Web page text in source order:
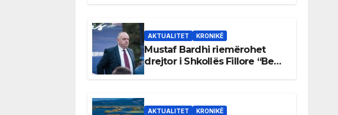
AKTUALITET KRONIKË
Mustaf Bardhi riemërohet
drejtor i Shkollës Fillore “Bedri
AKTUALITET KRONIKË